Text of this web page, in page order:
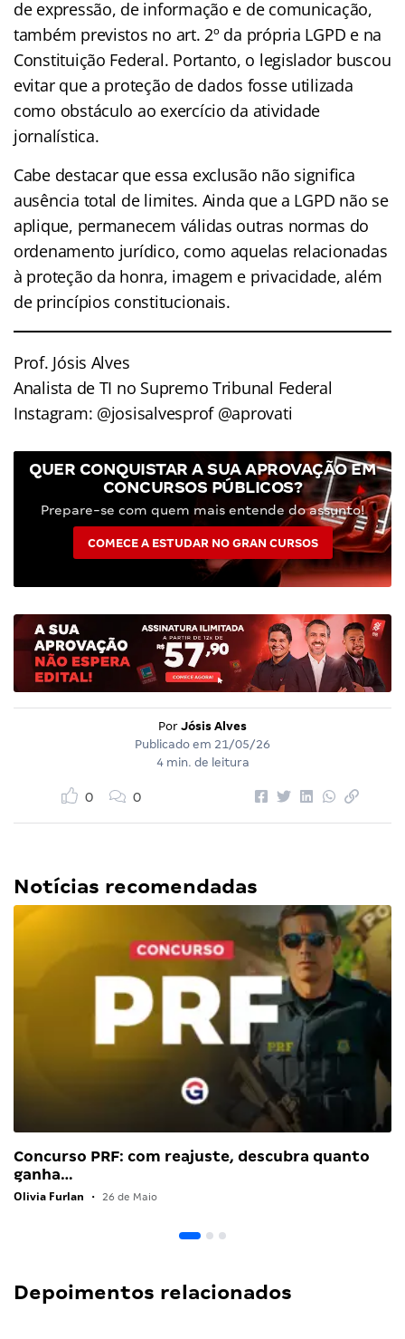
de expressão, de informação e de comunicação,
também previstos no art. 2º da própria LGPD e na
Constituição Federal. Portanto, o legislador buscou
evitar que a proteção de dados fosse utilizada
como obstáculo ao exercício da atividade
jornalística.
Cabe destacar que essa exclusão não significa
ausência total de limites. Ainda que a LGPD não se
aplique, permanecem válidas outras normas do
ordenamento jurídico, como aquelas relacionadas
à proteção da honra, imagem e privacidade, além
de princípios constitucionais.
Prof. Jósis Alves
Analista de TI no Supremo Tribunal Federal
Instagram: @josisalvesprof @aprovati
QUER CONQUISTAR A SUA APROVAÇÃO EM
CONCURSOS PÚBLICOS?
Prepare-se com quem mais entende do assunto!
COMECE A ESTUDAR NO GRAN CURSOS
Por Jósis Alves
Publicado em 21/05/26
4 min. de leitura
0 0
Notícias recomendadas
Concurso PRF: com reajuste, descubra quanto
ganha…
Olivia Furlan • 26 de Maio
Depoimentos relacionados